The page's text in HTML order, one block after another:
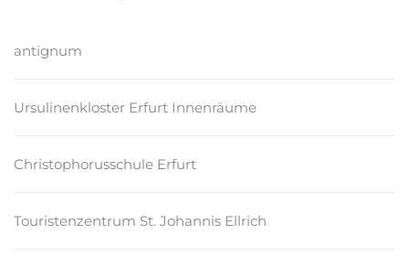
antignum
Ursulinenkloster Erfurt Innenräume
Christophorusschule Erfurt
Touristenzentrum St. Johannis Ellrich